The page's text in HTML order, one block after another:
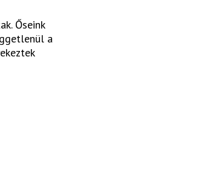
Őseink
a